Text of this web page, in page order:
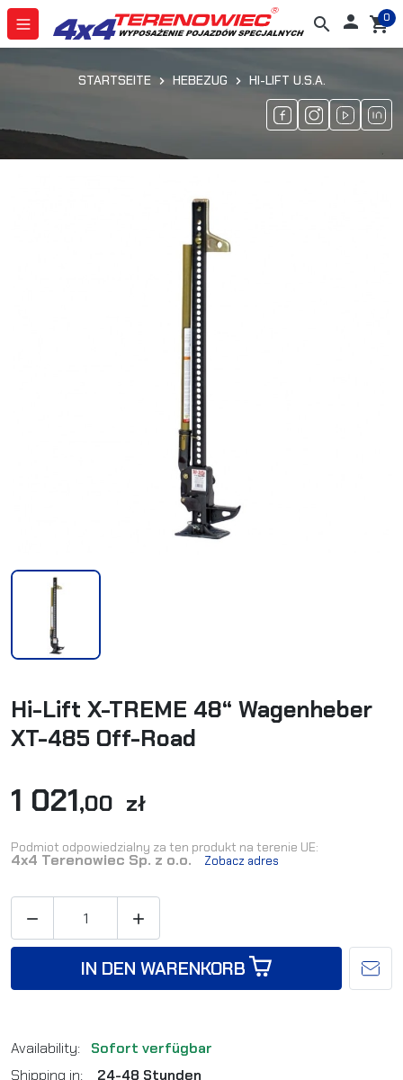
search  shopping_cart
0
STARTSEITE HEBEZUG HI-LIFT U.S.A.
Hi-Lift X-TREME 48“ Wagenheber
XT-485 Off-Road
1 021,00 zł
Podmiot odpowiedzialny za ten produkt na terenie UE:
4x4 Terenowiec Sp. z o.o. Zobacz adres
 
IN DEN WARENKORB
Availability:
Sofort verfügbar
Shipping in:
24-48 Stunden